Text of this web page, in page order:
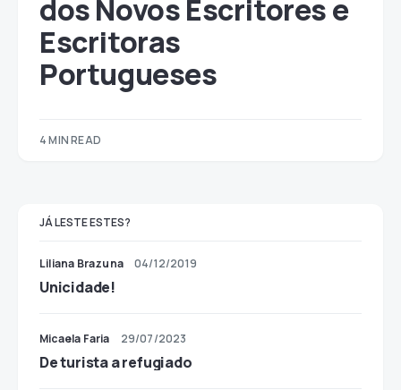
dos Novos Escritores e
Escritoras
Portugueses
4 MIN READ
JÁ LESTE ESTES?
Liliana Brazuna 04/12/2019
Unicidade!
Micaela Faria 29/07/2023
De turista a refugiado